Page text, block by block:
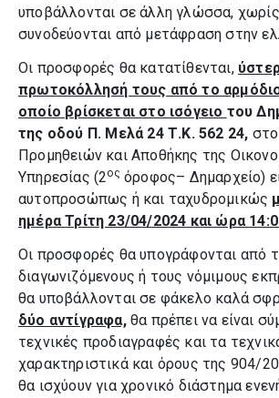
υποβάλλονται σε άλλη γλώσσα,
συνοδεύονται από μετάφραση στην
Οι προσφορές θα κατατίθενται,
πρωτοκόλλησή τους από το
οποίο βρίσκεται στο ισόγειο του
της οδού Π. Μελά 24 Τ.Κ. 562 24,
Προμηθειών και Αποθήκης της
Υπηρεσίας (2ος όροφος– Δημαρχείο)
αυτοπροσώπως ή και ταχυδρομικώς
ημέρα Τρίτη 23/04/2024 και ώρα
Οι προσφορές θα υπογράφονται από
διαγωνιζόμενους ή τους νόμιμους
θα υποβάλλονται σε φάκελο καλά
δύο αντίγραφα,θα πρέπει να είναι
τεχνικές προδιαγραφές και τα
χαρακτηριστικά και όρους της 904/
θα ισχύουν για χρονικό διάστημα